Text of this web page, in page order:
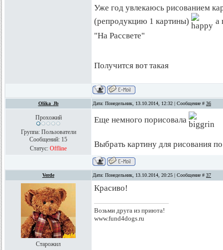
Уже год увлекаюсь рисованием
(репродукцию 1 картины)
а
"На Рассвете"
Получится вот такая
Olika_Jb Дата: Понедельник, 13.10.2014, 12:32 | Сообщение # 36
Прохожий
Группа: Пользователи
Сообщений: 15
Статус: Offline
Еще немного порисовала
Выбрать картину для рисования
Verde Дата: Понедельник, 13.10.2014, 20:25 | Сообщение # 37
Старожил
Красиво!
Возьми друга из приюта!
www.fund4dogs.ru